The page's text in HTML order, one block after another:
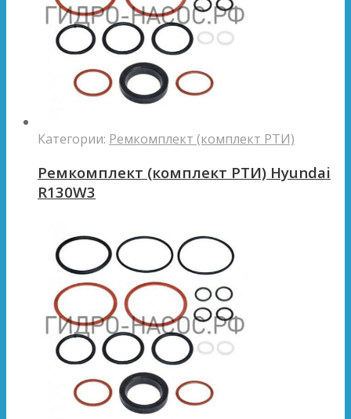
Категории: Ремкомплект (комплект РТИ)
Ремкомплект (комплект РТИ) Hyundai
R130W3